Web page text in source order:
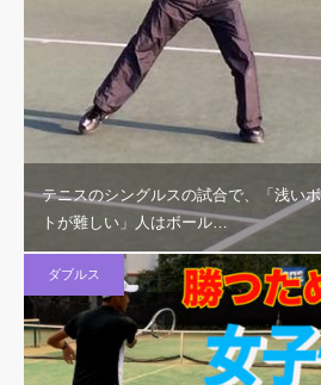
テニスのシングルスの試合で、「浅い
トが難しい」人はボール…
ダブルス